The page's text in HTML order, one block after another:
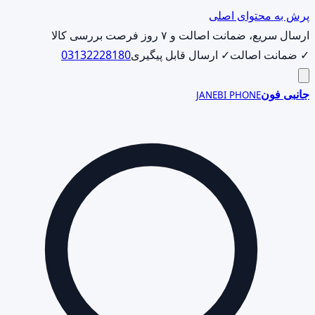
پرش به محتوای اصلی
ارسال سریع، ضمانت اصالت و ۷ روز فرصت بررسی کالا
✓ ضمانت اصالت✓ ارسال قابل پیگیری03132228180
جانبی فونJANEBI PHONE